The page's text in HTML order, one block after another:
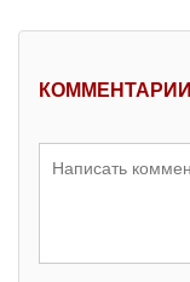
КОММЕНТАРИИ